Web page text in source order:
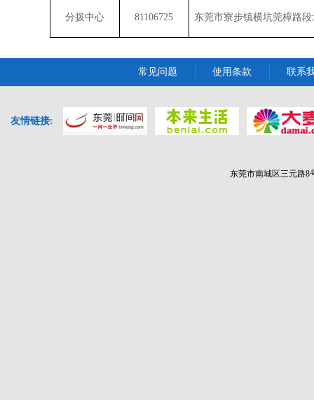
分拨中心 81106725 东莞市寮步镇横坑莞樟路段
常见问题 使用条款 联系
友情链接:
东莞市南城区三元路8